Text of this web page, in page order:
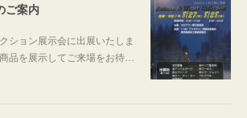
ご案内
ション展示会に出展いたしま
品を展示してご来場をお待…